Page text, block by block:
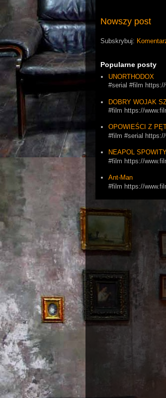
Nowszy post
Subskrybuj:
Popularne posty
UNORTHODOX
#serial #film
DOBRY WOJAK
#film https://
OPOWIEŚCI Z
#film #serial
NEAPOL
#film https://
Ant-Man
#film https://